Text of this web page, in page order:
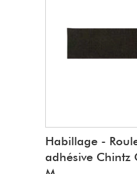
Habillage -
adhésive Chintz